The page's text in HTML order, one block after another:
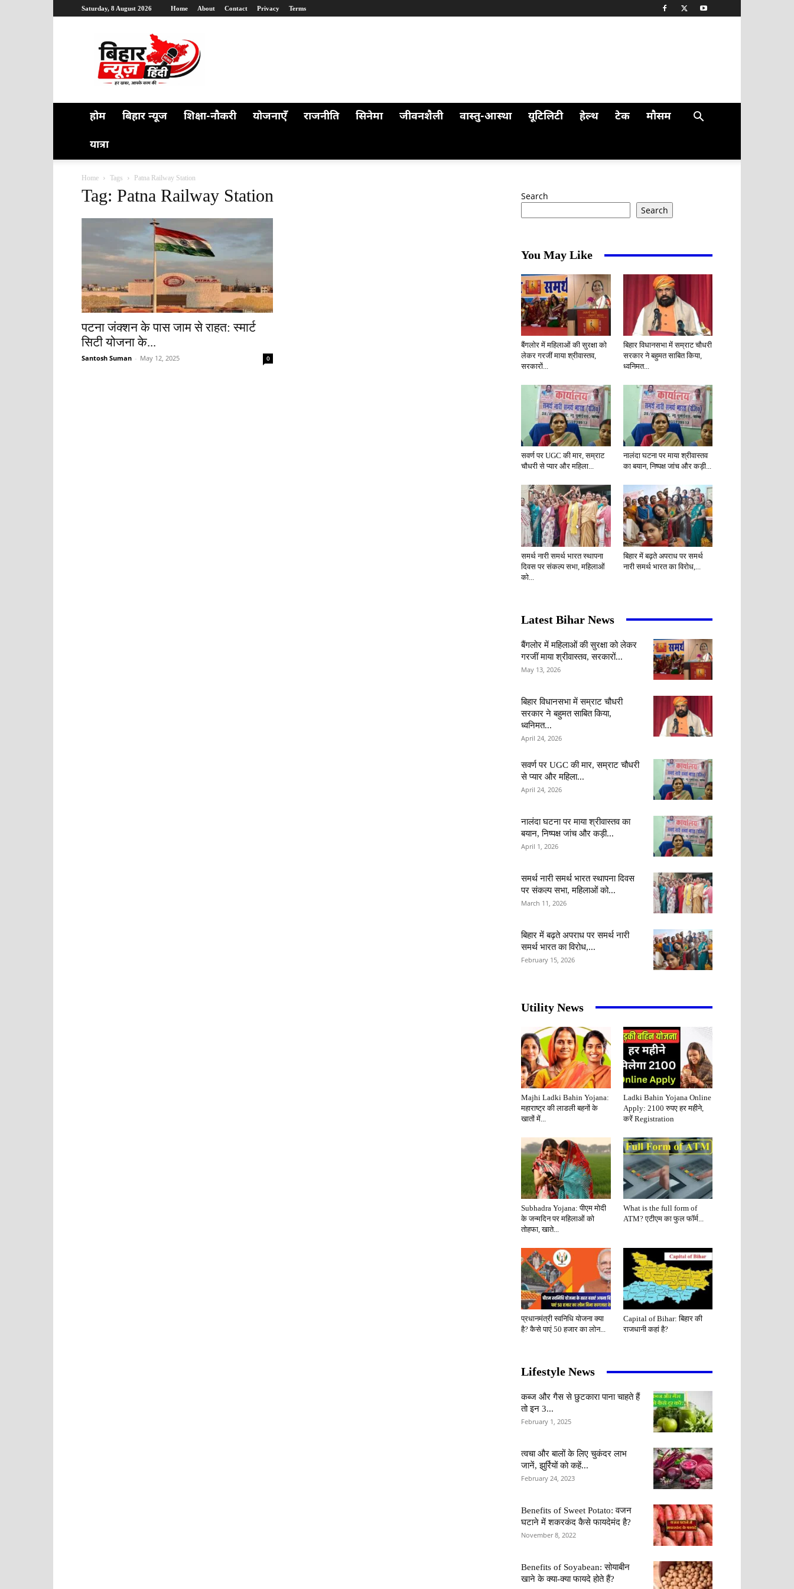
Saturday, 8 August 2026 Home About Contact Privacy Terms
Bihar
News
Hindi
होम बिहार न्यूज शिक्षा-नौकरी योजनाएँ राजनीति सिनेमा जीवनशैली वास्तु-आस्था यूटिलिटी हेल्थ टेक मौसम
यात्रा
Home Tags Patna Railway Station
Tag: Patna Railway Station
पटना जंक्शन के पास जाम से राहत: स्मार्ट
सिटी योजना के...
Santosh Suman - May 12, 2025 0
Search
Search
You May Like
बैंगलोर में महिलाओं की सुरक्षा को
लेकर गरजीं माया श्रीवास्तव,
सरकारों...
बिहार विधानसभा में सम्राट चौधरी
सरकार ने बहुमत साबित किया,
ध्वनिमत...
सवर्ण पर UGC की मार, सम्राट
चौधरी से प्यार और महिला...
नालंदा घटना पर माया श्रीवास्तव
का बयान, निष्पक्ष जांच और कड़ी...
समर्थ नारी समर्थ भारत स्थापना
दिवस पर संकल्प सभा, महिलाओं
को...
बिहार में बढ़ते अपराध पर समर्थ
नारी समर्थ भारत का विरोध,...
Latest Bihar News
बैंगलोर में महिलाओं की सुरक्षा को लेकर
गरजीं माया श्रीवास्तव, सरकारों...
May 13, 2026
बिहार विधानसभा में सम्राट चौधरी
सरकार ने बहुमत साबित किया,
ध्वनिमत...
April 24, 2026
सवर्ण पर UGC की मार, सम्राट चौधरी
से प्यार और महिला...
April 24, 2026
नालंदा घटना पर माया श्रीवास्तव का
बयान, निष्पक्ष जांच और कड़ी...
April 1, 2026
समर्थ नारी समर्थ भारत स्थापना दिवस
पर संकल्प सभा, महिलाओं को...
March 11, 2026
बिहार में बढ़ते अपराध पर समर्थ नारी
समर्थ भारत का विरोध,...
February 15, 2026
Utility News
Majhi Ladki Bahin Yojana:
महाराष्ट्र की लाडली बहनों के
खातों में...
Ladki Bahin Yojana Online
Apply: 2100 रुपए हर महीने,
करें Registration
Subhadra Yojana: पीएम मोदी
के जन्मदिन पर महिलाओं को
तोहफा, खाते...
What is the full form of
ATM? एटीएम का फुल फॉर्म...
प्रधानमंत्री स्वनिधि योजना क्या
है? कैसे पाएं 50 हजार का लोन...
Capital of Bihar: बिहार की
राजधानी कहां है?
Lifestyle News
कब्ज और गैस से छुटकारा पाना चाहते हैं
तो इन 3...
February 1, 2025
त्वचा और बालों के लिए चुकंदर लाभ
जानें, झुर्रियों को कहें...
February 24, 2023
Benefits of Sweet Potato: वजन
घटाने में शकरकंद कैसे फायदेमंद है?
November 8, 2022
Benefits of Soyabean: सोयाबीन
खाने के क्या-क्या फायदे होते हैं?